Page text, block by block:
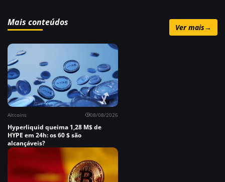
Mais conteúdos Ver mais→
Altcoins 08/08/2026
Hyperliquid queima 1,28 M$ de
HYPE em 24h: os 60 $ são
alcançáveis?